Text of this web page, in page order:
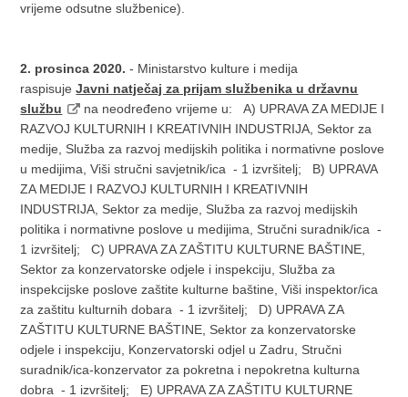
vrijeme odsutne službenice).
2. prosinca 2020. - Ministarstvo kulture i medija
raspisujeJavni natječaj za prijam službenika u državnu
službu
na neodređeno vrijeme u: A) UPRAVA ZA MEDIJE I
RAZVOJ KULTURNIH I KREATIVNIH INDUSTRIJA, Sektor za
medije, Služba za razvoj medijskih politika i normativne poslove
u medijima, Viši stručni savjetnik/ica - 1 izvršitelj; B) UPRAVA
ZA MEDIJE I RAZVOJ KULTURNIH I KREATIVNIH
INDUSTRIJA, Sektor za medije, Služba za razvoj medijskih
politika i normativne poslove u medijima, Stručni suradnik/ica -
1 izvršitelj; C) UPRAVA ZA ZAŠTITU KULTURNE BAŠTINE,
Sektor za konzervatorske odjele i inspekciju, Služba za
inspekcijske poslove zaštite kulturne baštine, Viši inspektor/ica
za zaštitu kulturnih dobara - 1 izvršitelj; D) UPRAVA ZA
ZAŠTITU KULTURNE BAŠTINE, Sektor za konzervatorske
odjele i inspekciju, Konzervatorski odjel u Zadru, Stručni
suradnik/ica-konzervator za pokretna i nepokretna kulturna
dobra - 1 izvršitelj; E) UPRAVA ZA ZAŠTITU KULTURNE